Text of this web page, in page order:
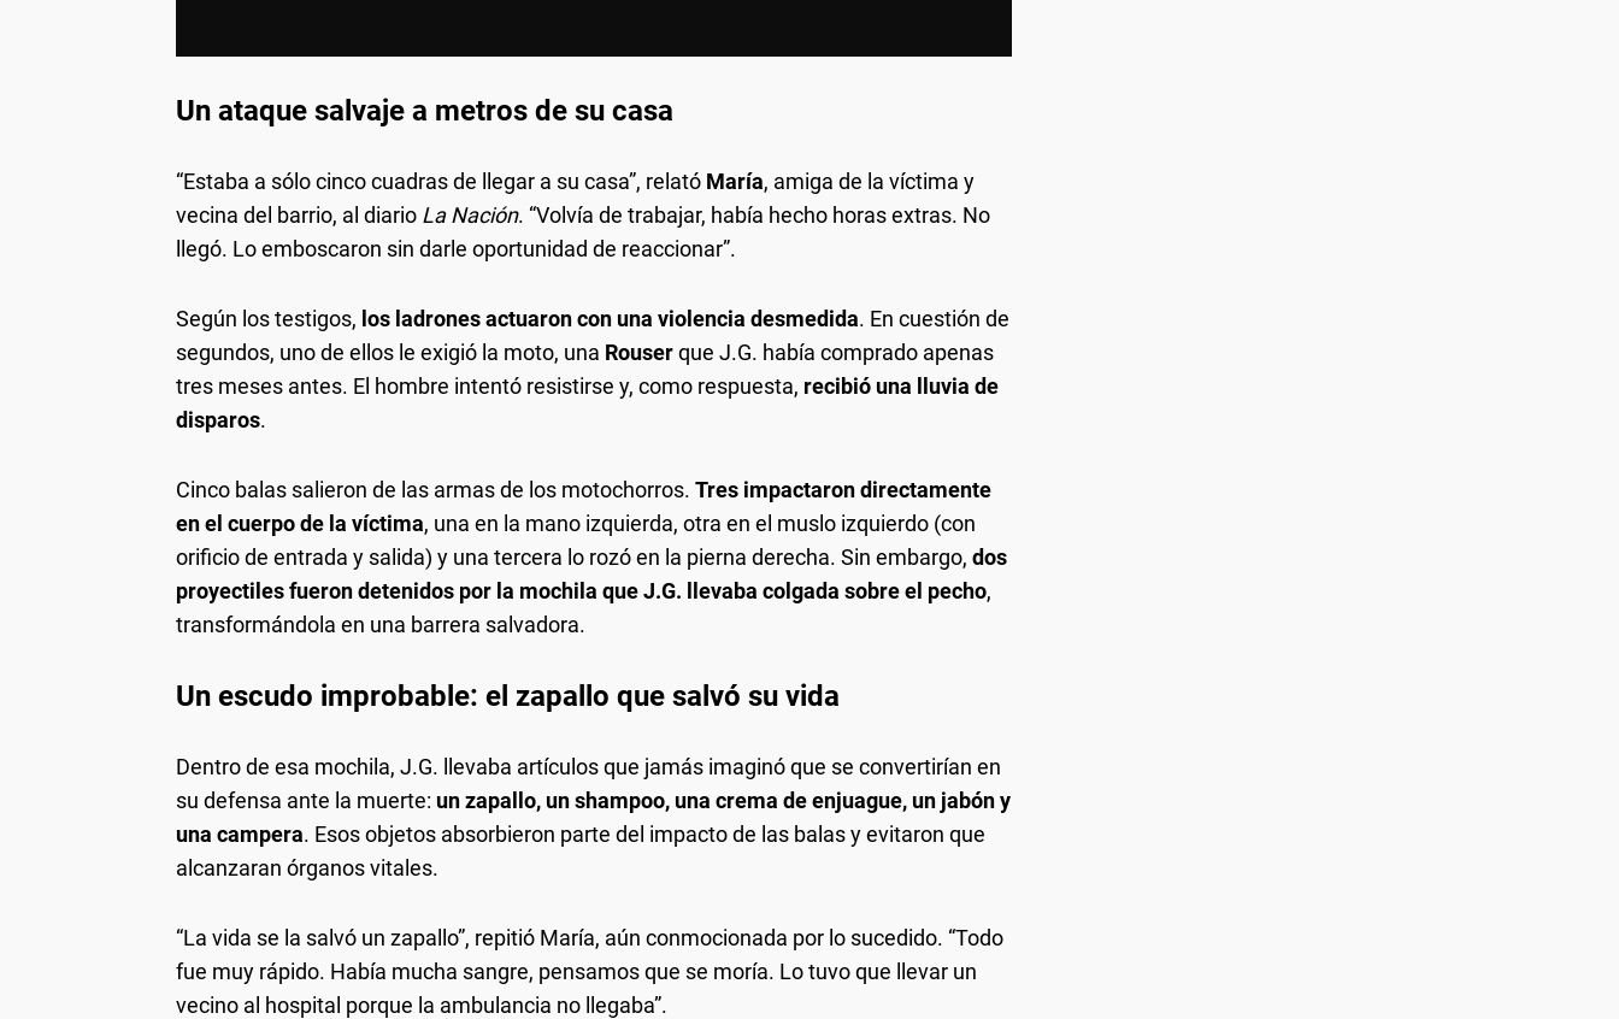
Un ataque salvaje a metros de su casa
“Estaba a sólo cinco cuadras de llegar a su casa”, relató María, amiga de la víctima y
vecina del barrio, al diario La Nación. “Volvía de trabajar, había hecho horas extras. No
llegó. Lo emboscaron sin darle oportunidad de reaccionar”.
Según los testigos, los ladrones actuaron con una violencia desmedida. En cuestión de
segundos, uno de ellos le exigió la moto, una Rouserque J.G. había comprado apenas
tres meses antes. El hombre intentó resistirse y, como respuesta, recibió una lluvia de
disparos.
Cinco balas salieron de las armas de los motochorros. Tres impactaron directamente
en el cuerpo de la víctima, una en la mano izquierda, otra en el muslo izquierdo (con
orificio de entrada y salida) y una tercera lo rozó en la pierna derecha. Sin embargo, dos
proyectiles fueron detenidos por la mochila que J.G. llevaba colgada sobre el pecho,
transformándola en una barrera salvadora.
Un escudo improbable: el zapallo que salvó su vida
Dentro de esa mochila, J.G. llevaba artículos que jamás imaginó que se convertirían en
su defensa ante la muerte: un zapallo, un shampoo, una crema de enjuague, un jabón y
una campera. Esos objetos absorbieron parte del impacto de las balas y evitaron que
alcanzaran órganos vitales.
“La vida se la salvó un zapallo”, repitió María, aún conmocionada por lo sucedido. “Todo
fue muy rápido. Había mucha sangre, pensamos que se moría. Lo tuvo que llevar un
vecino al hospital porque la ambulancia no llegaba”.